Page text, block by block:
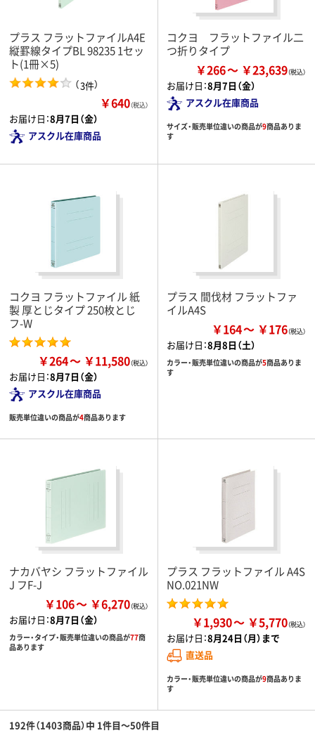
プラス フラットファイルA4E
縦罫線タイプBL 98235 1セッ
ト(1冊×5)
（3件）
￥640（税込）
お届け日：8月7日（金）
アスクル在庫商品
コクヨ フラットファイル二
つ折りタイプ
￥266 ￥23,639
お届け日：8月7日（金）
アスクル在庫商品
サイズ・販売単位違いの商品が9商品ありま
す
コクヨ フラットファイル 紙
製 厚とじタイプ 250枚とじ
フ-W
￥264 ￥11,580
お届け日：8月7日（金）
アスクル在庫商品
販売単位違いの商品が4商品あります
プラス 間伐材 フラットファ
イルA4S
￥164 ￥176
お届け日：8月8日（土）
カラー・販売単位違いの商品が5商品ありま
す
ナカバヤシ フラットファイル
J フF-J
￥106 ￥6,270
お届け日：8月7日（金）
カラー・タイプ・販売単位違いの商品が77商
品あります
プラス フラットファイル A4S
NO.021NW
￥1,930 ￥5,770
お届け日：8月24日（月）まで
直送品
カラー・販売単位違いの商品が9商品ありま
す
192件（1403商品）中 1件目～50件目